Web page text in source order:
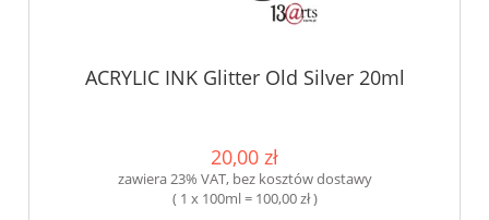
ACRYLIC INK Glitter Old Silver 20ml
20,00 zł
zawiera 23% VAT, bez kosztów dostawy
( 1 x 100ml = 100,00 zł )